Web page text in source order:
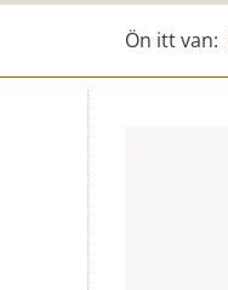
Ön itt van: